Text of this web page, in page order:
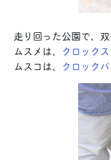
走り回った公園で、
ムスメは、 クロック
ムスコは、 クロック